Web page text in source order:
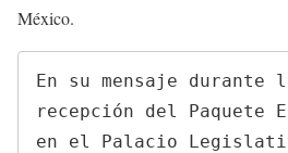
México.
En su mensaje durante
recepción del Paquete
en el Palacio